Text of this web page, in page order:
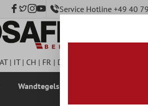
Service Hotline +49 40
AT| IT| CH | FR | DE
Wandtegels